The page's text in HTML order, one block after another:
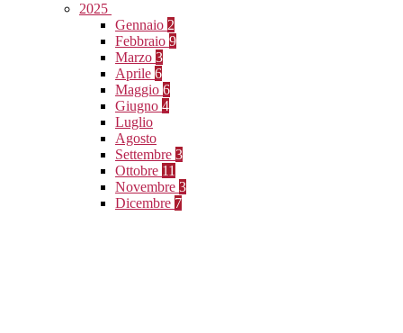
2025
Gennaio 2
Febbraio 9
Marzo 3
Aprile 6
Maggio 6
Giugno 4
Luglio
Agosto
Settembre 3
Ottobre 11
Novembre 3
Dicembre 7